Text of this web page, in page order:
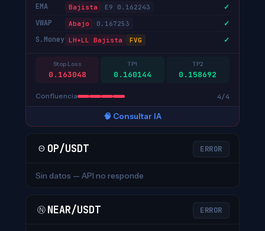
EMA Bajista E9 0.162243 ✓
VWAP Abajo 0.167253 ✓
S.Money LH+LL Bajista FVG ✓
Stop Loss
0.163048
TP1
0.160144
TP2
0.158692
Confluencia 4/4
🧠 Consultar IA
Θ OP/USDT ERROR
Sin datos — API no responde
Ⓝ NEAR/USDT ERROR